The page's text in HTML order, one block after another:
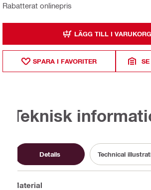
Rabatterat onlinepris
LÄGG TILL I
SPARA I FAVORITER
Teknisk
Details Technical
Material